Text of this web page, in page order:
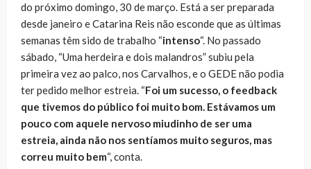
do próximo domingo, 30 de março. Está a ser preparada
desde janeiro e Catarina Reis não esconde que as últimas
semanas têm sido de trabalho “intenso“. No passado
sábado, “Uma herdeira e dois malandros” subiu pela
primeira vez ao palco, nos Carvalhos, e o GEDE não podia
ter pedido melhor estreia. “Foi um sucesso, o feedback
que tivemos do público foi muito bom. Estávamos um
pouco com aquele nervoso miudinho de ser uma
estreia, ainda não nos sentíamos muito seguros, mas
correu muito bem“, conta.